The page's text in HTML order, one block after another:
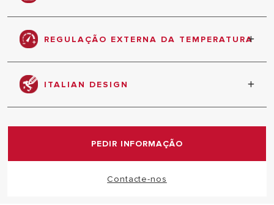
16% mais de água quente graças a tecnologia
WaterPlus
REGULAÇÃO EXTERNA DA TEMPERATURA
Permite ao utilizador eleger a temperatura mais
adequada de acordo com as necessidades.
ITALIAN DESIGN
O design dos nossos equipamentos, tem a
modernos e inovadoresPEDIR INFORMAÇÃO
Contacte-nos